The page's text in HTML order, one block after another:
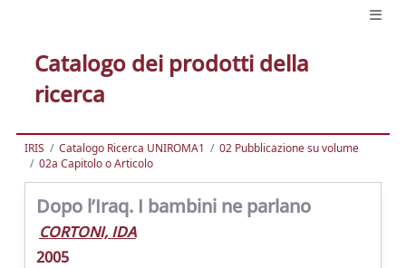
Catalogo dei prodotti della
ricerca
IRIS Catalogo Ricerca UNIROMA1
02 Pubblicazione su volume
02a Capitolo o Articolo
Dopo l’Iraq. I bambini ne parlano
CORTONI, IDA
2005